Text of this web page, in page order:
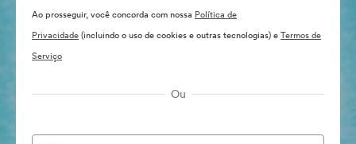
Ao prosseguir, você concorda com nossa Política de
Privacidade(incluindo o uso de cookies e outras tecnologias) eTermos de
Serviço
Ou